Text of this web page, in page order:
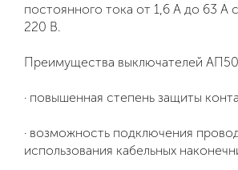
постоянного тока от 1,6 А до 63 А
220 В.
Преимущества выключателей
· повышенная степень защиты
· возможность подключения
использования кабельных